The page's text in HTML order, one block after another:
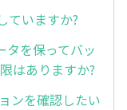
ていますか?
タを保ってバッ
はありますか?
ンを確認したい